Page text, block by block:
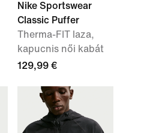
Nike Sportswear
Classic Puffer
Therma-FIT laza,
kapucnis női kabát
129,99 €